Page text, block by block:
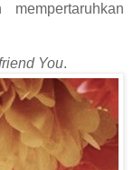
You.